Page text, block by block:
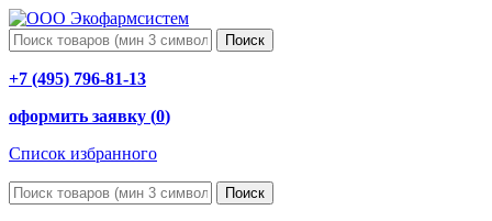
Поиск
+7 (495) 796-81-13
оформить заявку (0)
Список избранного
Поиск